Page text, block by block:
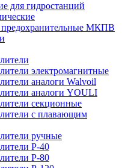
для гидростанций
предохранительные МКПВ
электромагнитные
аналоги Walvoil
аналоги YOULI
секционные
с плавающим
ручные
Р-40
Р-80